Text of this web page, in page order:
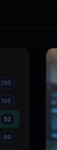
395
106
52
99